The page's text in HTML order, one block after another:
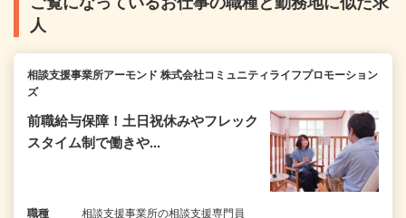
人
相談支援事業所アーモンド 株式会社コミュニティライフプロモーション
ズ
前職給与保障！土日祝休みやフレック
スタイム制で働きや...
職種 相談支援事業所の相談支援専門員